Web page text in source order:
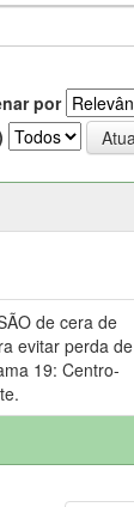
por
de cera de
evitar perda de
19: Centro-